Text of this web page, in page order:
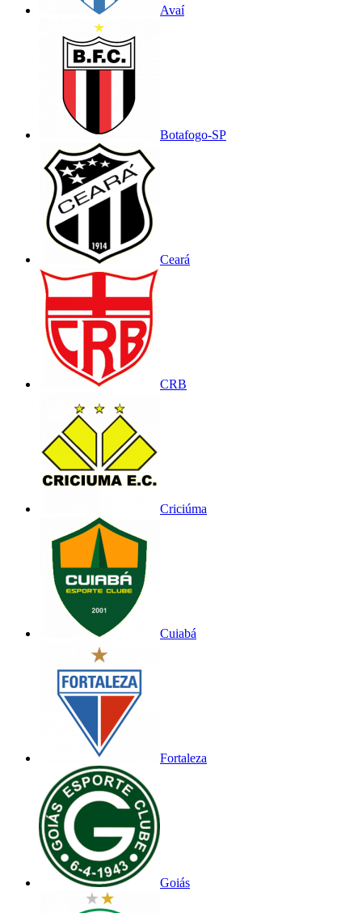
Avaí
Botafogo-SP
Ceará
CRB
Criciúma
Cuiabá
Fortaleza
Goiás